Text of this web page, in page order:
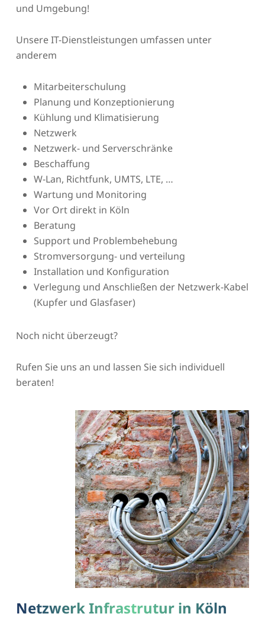
und Umgebung!
Unsere IT-Dienstleistungen umfassen unter
anderem
Mitarbeiterschulung
Planung und Konzeptionierung
Kühlung und Klimatisierung
Netzwerk
Netzwerk- und Serverschränke
Beschaffung
W-Lan, Richtfunk, UMTS, LTE, …
Wartung und Monitoring
Vor Ort direkt in Köln
Beratung
Support und Problembehebung
Stromversorgung- und verteilung
Installation und Konfiguration
Verlegung und Anschließen der Netzwerk-Kabel
(Kupfer und Glasfaser)
Noch nicht überzeugt?
Rufen Sie uns an und lassen Sie sich individuell
beraten!
Netzwerk Infrastrutur in Köln